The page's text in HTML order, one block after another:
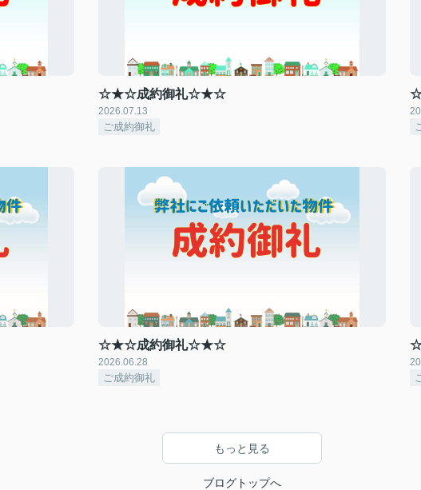
☆★☆成約御礼☆★☆
2026.07.13
ご成約御礼
☆★☆成約御礼☆★☆
2026.06.28
ご成約御礼
もっと見る
ブログトップへ